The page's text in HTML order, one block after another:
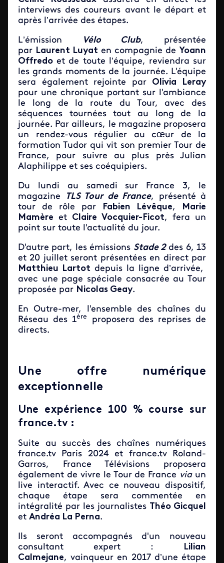
interviews des coureurs avant le départ et
après l’arrivée des étapes.
L’émission Vélo Club, présentée
par Laurent Luyat en compagnie de Yoann
Offredo et de toute l’équipe, reviendra sur
les grands moments de la journée. L'équipe
sera également rejointe par Olivia Leray
pour une chronique portant sur l'ambiance
le long de la route du Tour, avec des
séquences tournées tout au long de la
journée. Par ailleurs, le magazine proposera
un rendez-vous régulier au cœur de la
formation Tudor qui vit son premier Tour de
France, pour suivre au plus près Julian
Alaphilippe et ses coéquipiers.
Du lundi au samedi sur France 3, le
magazine
TLS Tour de France, présenté à
tour de rôle par
Fabien Lévêque,
Marie
Mamère et Claire Vocquier-Ficot, fera un
point sur toute l'actualité du jour.
D'autre part, les émissions Stade 2des 6, 13
et 20 juillet seront présentées en direct par
Matthieu Lartot depuis la ligne d’arrivée,
avec une page spéciale consacrée au Tour
proposée par Nicolas Geay.
En Outre-mer, l'ensemble des chaînes du
Réseau des 1ère
proposera des reprises de
directs.
Une offre numérique
exceptionnelle
Une expérience 100 % course sur
france.tv :
Suite au succès des chaînes numériques
france.tv Paris 2024 et france.tv Roland-
Garros, France Télévisions proposera
également de vivre le Tour de France via un
live interactif. Avec ce nouveau dispositif,
chaque étape sera commentée en
intégralité par les journalistes Théo Gicquel
et Andréa La Perna.
Ils seront accompagnés d'un nouveau
consultant expert :
Lilian
Calmejane, vainqueur en 2017 d’une étape